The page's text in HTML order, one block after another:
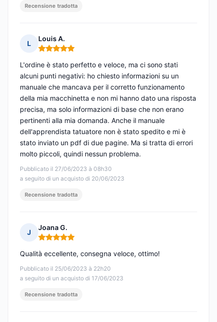
Recensione tradotta
L
Louis A.
Nota: 5 su 5
Pubblicato il 27/06/2023 à 08h30
a seguito di un acquisto di 20/06/2023
L'ordine è stato perfetto e veloce, ma ci sono stati
alcuni punti negativi: ho chiesto informazioni su un
manuale che mancava per il corretto funzionamento
della mia macchinetta e non mi hanno dato una risposta
precisa, ma solo informazioni di base che non erano
pertinenti alla mia domanda. Anche il manuale
dell'apprendista tatuatore non è stato spedito e mi è
stato inviato un pdf di due pagine. Ma si tratta di errori
molto piccoli, quindi nessun problema.
Recensione tradotta
J
Joana G.
Nota: 5 su 5
Pubblicato il 25/06/2023 à 22h20
a seguito di un acquisto di 17/06/2023
Qualità eccellente, consegna veloce, ottimo!
Recensione tradotta